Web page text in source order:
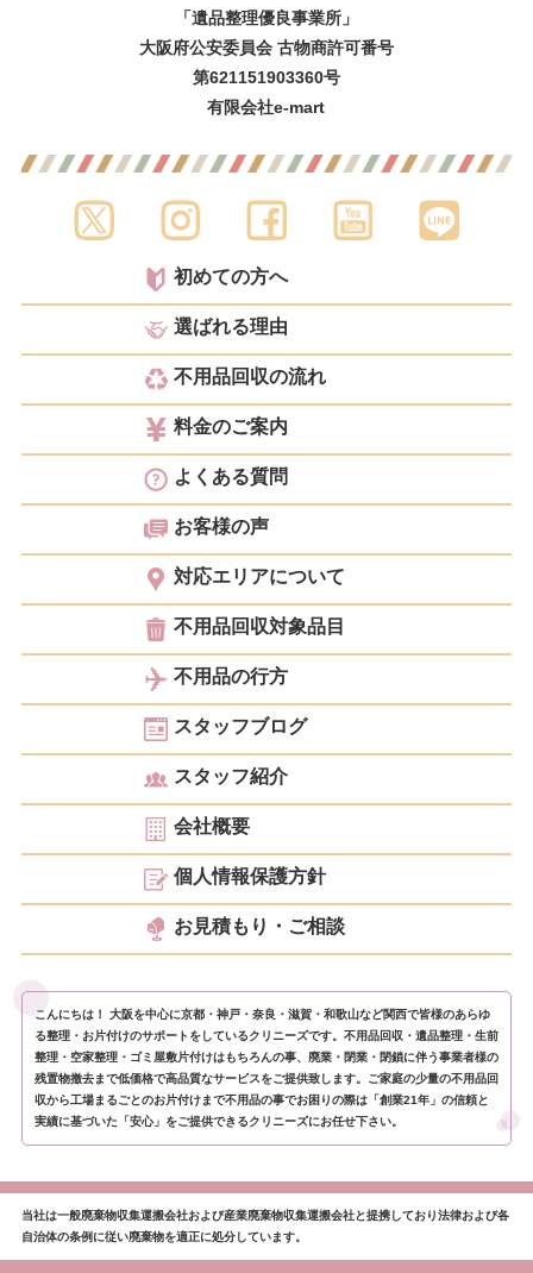
「遺品整理優良事業所」
大阪府公安委員会 古物商許可番号
第621151903360号
有限会社e-mart
初めての方へ
選ばれる理由
不用品回収の流れ
料金のご案内
よくある質問
お客様の声
対応エリアについて
不用品回収対象品目
不用品の行方
スタッフブログ
スタッフ紹介
会社概要
個人情報保護方針
お見積もり・ご相談
こんにちは！ 大阪を中心に京都・神戸・奈良・滋賀・和歌山など関西で皆様のあらゆ
る整理・お片付けのサポートをしているクリニーズです。不用品回収・遺品整理・生前
整理・空家整理・ゴミ屋敷片付けはもちろんの事、廃業・閉業・閉鎖に伴う事業者様の
残置物撤去まで低価格で高品質なサービスをご提供致します。ご家庭の少量の不用品回
収から工場まるごとのお片付けまで不用品の事でお困りの際は「創業21年」の信頼と
実績に基づいた「安心」をご提供できるクリニーズにお任せ下さい。
当社は一般廃棄物収集運搬会社および産業廃棄物収集運搬会社と提携しており法律および各
自治体の条例に従い廃棄物を適正に処分しています。